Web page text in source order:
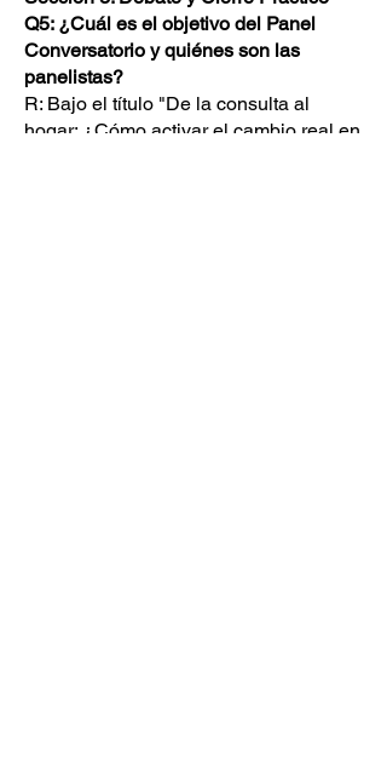
Q5: ¿Cuál es el objetivo del Panel
Conversatorio y quiénes son las
panelistas?
R: Bajo el título "De la consulta al
hogar: ¿Cómo activar el cambio real en